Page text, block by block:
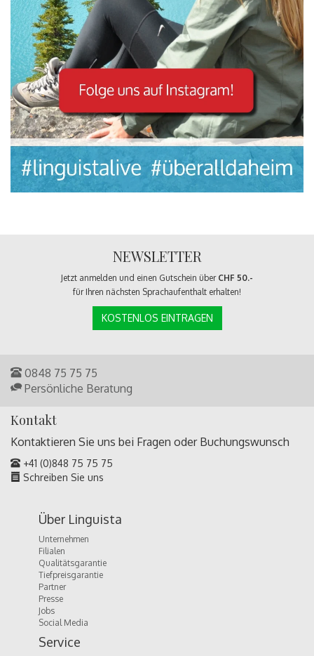
NEWSLETTER
Jetzt anmelden und einen Gutschein über CHF 50.-
für Ihren nächsten Sprachaufenthalt erhalten!
KOSTENLOS EINTRAGEN
0848 75 75 75
Persönliche Beratung
Kontakt
Kontaktieren Sie uns bei Fragen oder Buchungswunsch
+41 (0)848 75 75 75
Schreiben Sie uns
Über Linguista
Unternehmen
Filialen
Qualitätsgarantie
Tiefpreisgarantie
Partner
Presse
Jobs
Social Media
Service